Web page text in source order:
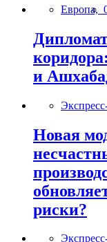
Европа,
и
Новая
риски?